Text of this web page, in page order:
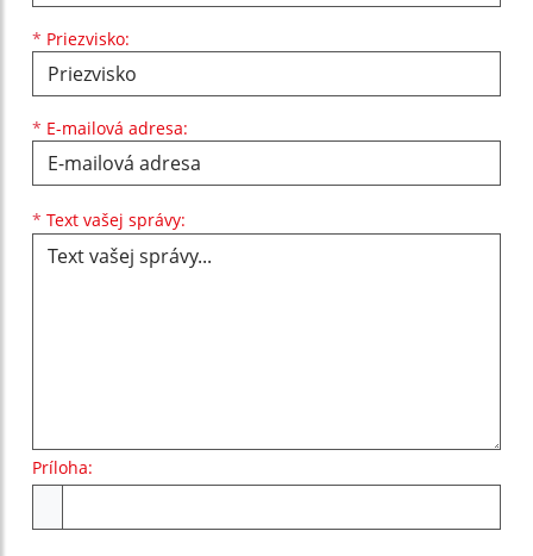
* Priezvisko:
* E-mailová adresa:
* Text vašej správy:
Príloha: